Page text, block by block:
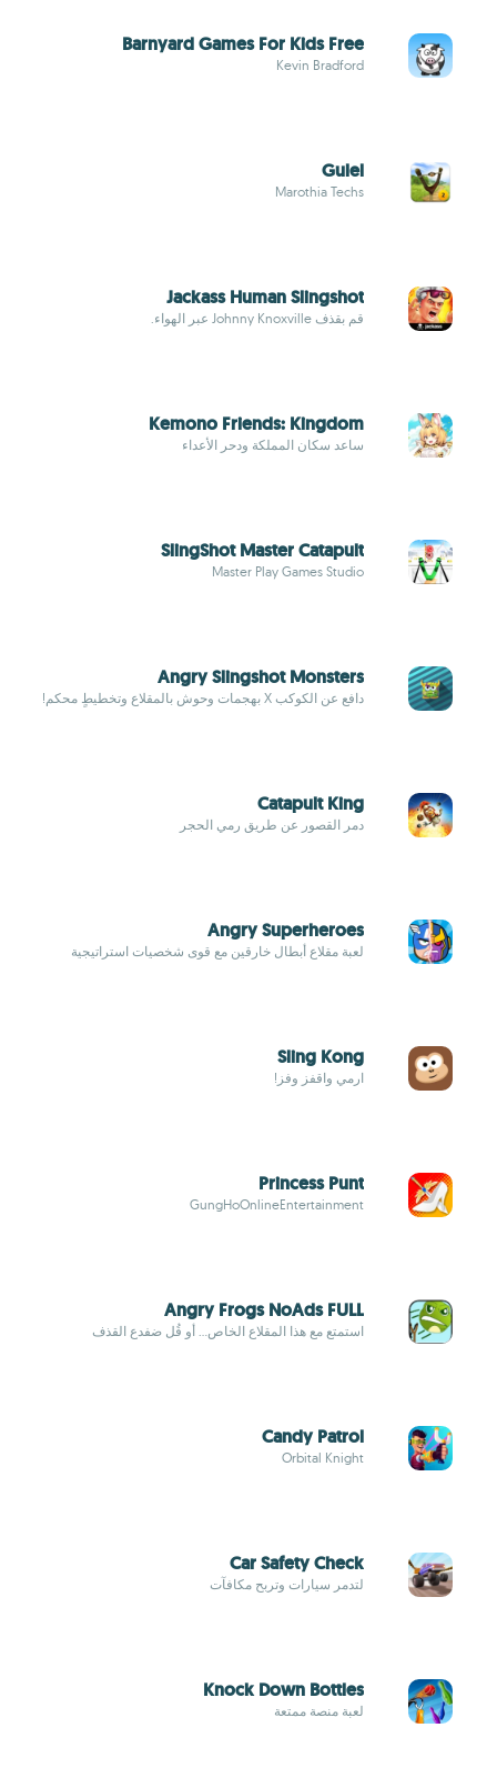
Barnyard Games For Kids Free
Kevin Bradford
Gulel
Marothia Techs
Jackass Human Slingshot
قم بقذف Johnny Knoxville عبر الهواء.
Kemono Friends: Kingdom
ساعد سكان المملكة ودحر الأعداء
SlingShot Master Catapult
Master Play Games Studio
Angry Slingshot Monsters
دافع عن الكوكب X بهجمات وحوش بالمقلاع وتخطيطٍ محكم!
Catapult King
دمر القصور عن طريق رمي الحجر
Angry Superheroes
لعبة مقلاع أبطال خارقين مع قوى شخصيات استراتيجية
Sling Kong
ارمي واقفز وفز!
Princess Punt
GungHoOnlineEntertainment
Angry Frogs NoAds FULL
استمتع مع هذا المقلاع الخاص... أو قُل ضفدع القذف
Candy Patrol
Orbital Knight
Car Safety Check
لتدمر سيارات وتربح مكافآت
Knock Down Bottles
لعبة منصة ممتعة